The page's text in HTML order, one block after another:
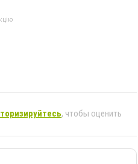
, чтобы оценить